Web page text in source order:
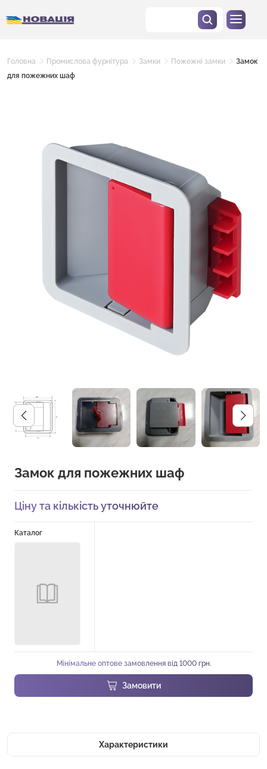
Головна Промислова фурнітура Замки Пожежні замки
Замок
для пожежних шаф
Замок для пожежних шаф
Ціну та кількість уточнюйте
Каталог
Мінімальне оптове замовлення від 1000 грн.
Замовити
Характеристики